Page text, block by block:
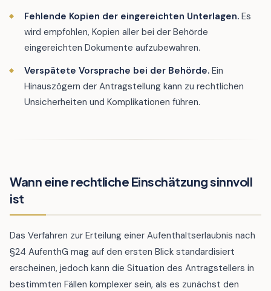
Fehlende Kopien der eingereichten Unterlagen. Es
wird empfohlen, Kopien aller bei der Behörde
eingereichten Dokumente aufzubewahren.
Verspätete Vorsprache bei der Behörde. Ein
Hinauszögern der Antragstellung kann zu rechtlichen
Unsicherheiten und Komplikationen führen.
Wann eine rechtliche Einschätzung sinnvoll
ist
Das Verfahren zur Erteilung einer Aufenthaltserlaubnis nach
§24 AufenthG mag auf den ersten Blick standardisiert
erscheinen, jedoch kann die Situation des Antragstellers in
bestimmten Fällen komplexer sein, als es zunächst den